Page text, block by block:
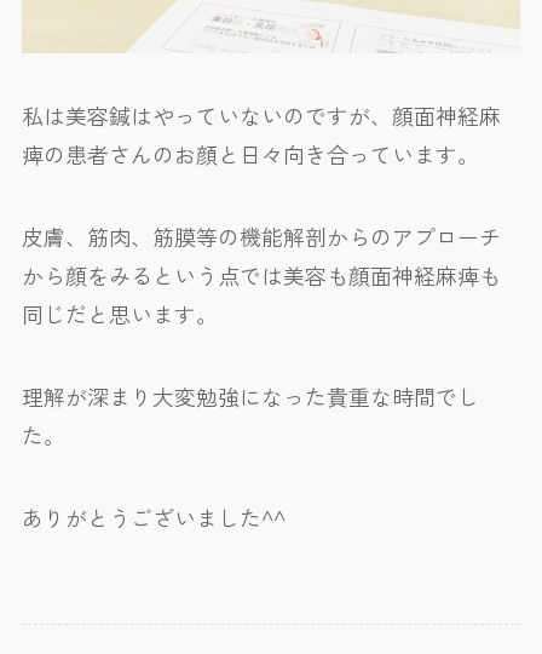
私は美容鍼はやっていないのですが、顔面神経麻
痺の患者さんのお顔と日々向き合っています。
皮膚、筋肉、筋膜等の機能解剖からのアプローチ
から顔をみるという点では美容も顔面神経麻痺も
同じだと思います。
理解が深まり大変勉強になった貴重な時間でし
た。
ありがとうございました^^